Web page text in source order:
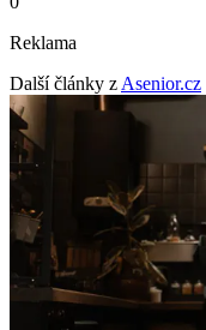
Reklama
Další články z Asenior.cz